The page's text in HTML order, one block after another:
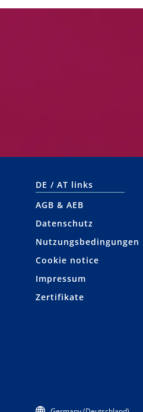
DE / AT links
AGB & AEB
Datenschutz
Nutzungsbedingungen
Cookie notice
Impressum
Zertifikate